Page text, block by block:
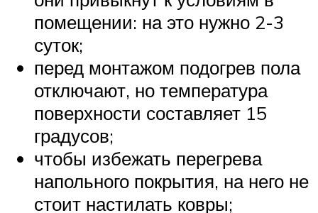
помещении: на это нужно 2-3
суток;
перед монтажом подогрев пола
отключают, но температура
поверхности составляет 15
градусов;
чтобы избежать перегрева
напольного покрытия, на него не
стоит настилать ковры;